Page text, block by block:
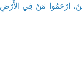
ارْحَمُوا مَنْ فِي الأَرْضِ